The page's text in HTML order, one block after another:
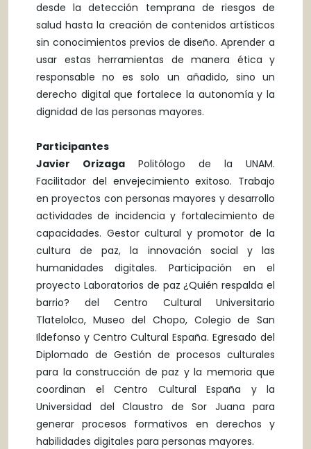
desde la detección temprana de riesgos de
salud hasta la creación de contenidos artísticos
sin conocimientos previos de diseño. Aprender a
usar estas herramientas de manera ética y
responsable no es solo un añadido, sino un
derecho digital que fortalece la autonomía y la
dignidad de las personas mayores.
Participantes
Javier Orizaga Politólogo de la UNAM.
Facilitador del envejecimiento exitoso. Trabajo
en proyectos con personas mayores y desarrollo
actividades de incidencia y fortalecimiento de
capacidades. Gestor cultural y promotor de la
cultura de paz, la innovación social y las
humanidades digitales. Participación en el
proyecto Laboratorios de paz ¿Quién respalda el
barrio? del Centro Cultural Universitario
Tlatelolco, Museo del Chopo, Colegio de San
Ildefonso y Centro Cultural España. Egresado del
Diplomado de Gestión de procesos culturales
para la construcción de paz y la memoria que
coordinan el Centro Cultural España y la
Universidad del Claustro de Sor Juana para
generar procesos formativos en derechos y
habilidades digitales para personas mayores.